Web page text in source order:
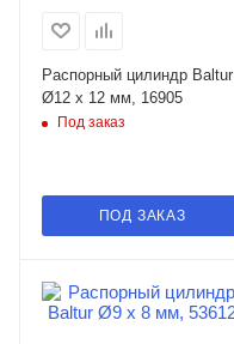
Распорный цилиндр Baltur
Ø12 x 12 мм, 16905
Под заказ
ПОД ЗАКАЗ